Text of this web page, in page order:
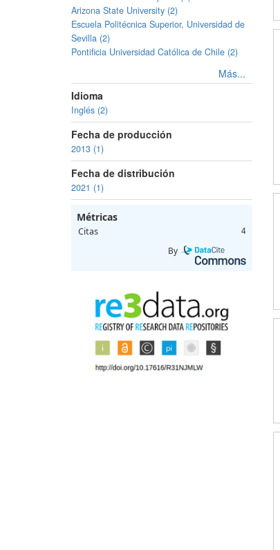
Arizona State University (2)
Escuela Politécnica Superior, Universidad de
Sevilla (2)
Pontificia Universidad Católica de Chile (2)
Más...
Idioma
Inglés (2)
Fecha de producción
2013 (1)
Fecha de distribución
2021 (1)
Métricas
Citas 4
By